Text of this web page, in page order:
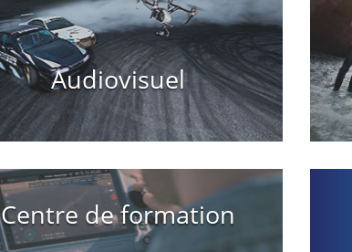
Audiovisuel
Centre de formation